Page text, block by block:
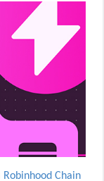
Robinhood Chain